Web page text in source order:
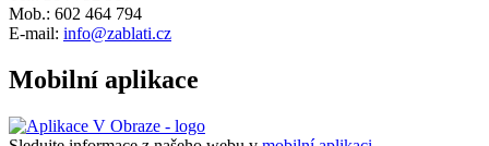
Mob.: 602 464 794
E-mail: info@zablati.cz
Mobilní aplikace